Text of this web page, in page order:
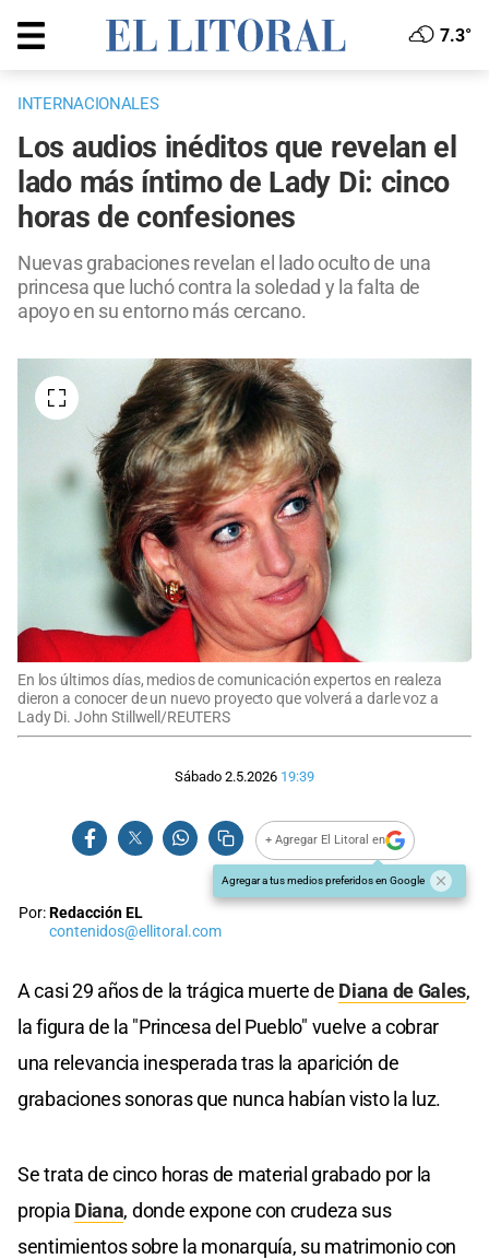
7.3°
INTERNACIONALES
Los audios inéditos que revelan el
lado más íntimo de Lady Di: cinco
horas de confesiones
Nuevas grabaciones revelan el lado oculto de una
princesa que luchó contra la soledad y la falta de
apoyo en su entorno más cercano.
En los últimos días, medios de comunicación expertos en realeza
dieron a conocer de un nuevo proyecto que volverá a darle voz a
Lady Di. John Stillwell/REUTERS
Sábado 2.5.2026 19:39
+ Agregar El Litoral en
Agregar a tus medios preferidos en Google
Por:Redacción EL
contenidos@ellitoral.com
A casi 29 años de la trágica muerte de Diana de Gales,
la figura de la "Princesa del Pueblo" vuelve a cobrar
una relevancia inesperada tras la aparición de
grabaciones sonoras que nunca habían visto la luz.
Se trata de cinco horas de material grabado por la
propia Diana, donde expone con crudeza sus
sentimientos sobre la monarquía, su matrimonio con